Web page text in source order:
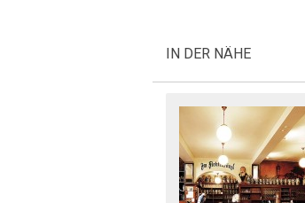
IN DER NÄHE